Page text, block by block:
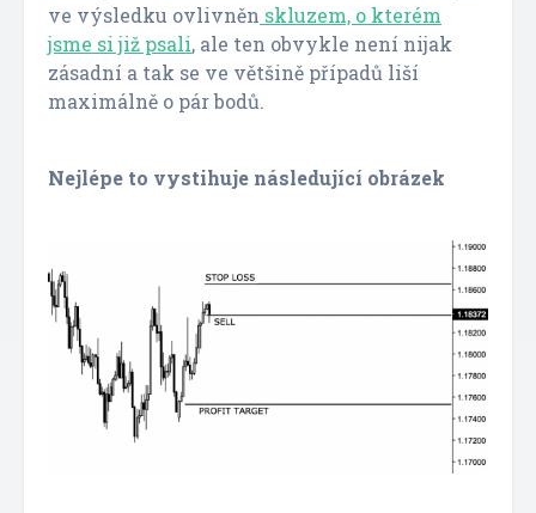
ve výsledku ovlivněn skluzem, o kterém
jsme si již psali, ale ten obvykle není nijak
zásadní a tak se ve většině případů liší
maximálně o pár bodů.
Nejlépe to vystihuje následující obrázek